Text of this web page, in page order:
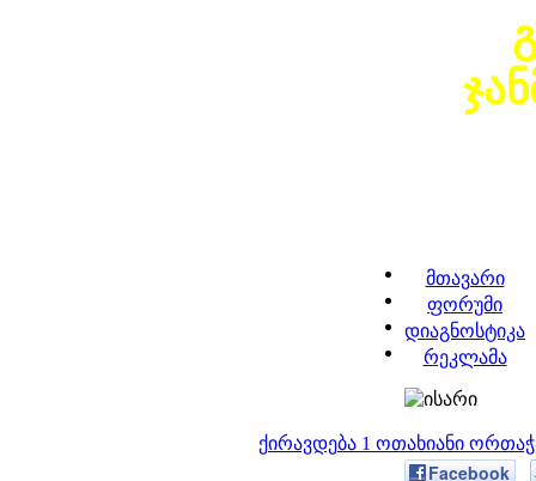
მთავარი
ფორუმი
დიაგნოსტიკა
რეკლამა
ქირავდება 1 ოთახიანი
Facebook